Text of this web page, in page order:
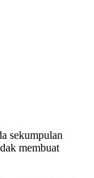
sekumpulan
membuat